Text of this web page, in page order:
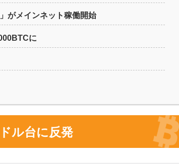
がメインネット稼働開始
に
ル台に反発